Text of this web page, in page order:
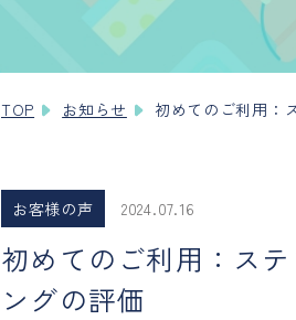
TOP お知らせ 初めてのご利用：
お客様の声 2024.07.16
初めてのご利用：ス
ングの評価